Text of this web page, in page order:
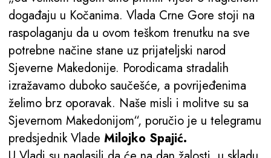
događaju u Kočanima. Vlada Crne Gore stoji na
raspolaganju da u ovom teškom trenutku na sve
potrebne načine stane uz prijateljski narod
Sjeverne Makedonije. Porodicama stradalih
izražavamo duboko saučešće, a povrijeđenima
želimo brz oporavak. Naše misli i molitve su sa
Sjevernom Makedonijom“, poručio je u telegramu
predsjednik Vlade Milojko Spajić.